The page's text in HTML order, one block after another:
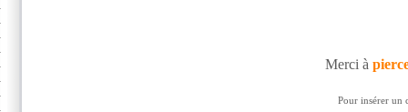
Merci à
Pour insérer un